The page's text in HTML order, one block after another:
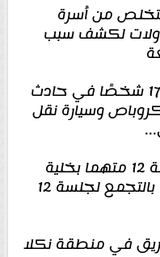
من أسرة
لكشف سبب
كارثة...إصابة 17 شخصًا في حادث
وسيارة نقل
تأجيل محاكمة 12 متهما بخلية
اللجان الإدارية بالتجمع لجلسة 12
في منطقة نكلا